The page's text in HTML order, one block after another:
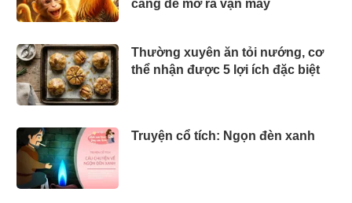
càng dễ mở ra vận may
Thường xuyên ăn tỏi nướng, cơ
thể nhận được 5 lợi ích đặc biệt
Truyện cổ tích: Ngọn đèn xanh